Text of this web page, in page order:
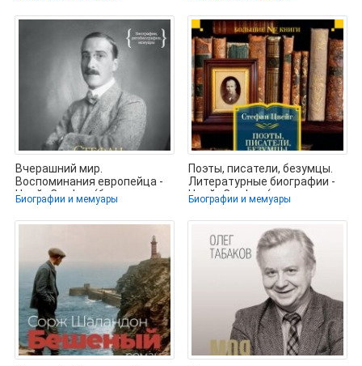
Вчерашний мир.
Воспоминания европейца -
Цвейг Стефан (бесплатные
книги полный
Биографии и мемуары
Поэты, писатели, безумцы.
Литературные биографии -
Цвейг Стефан (лучшие книги
Биографии и мемуары